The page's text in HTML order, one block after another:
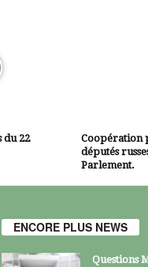
du 22
Coopération
députés
Parlement.
ENCORE PLUS NEWS
Questions